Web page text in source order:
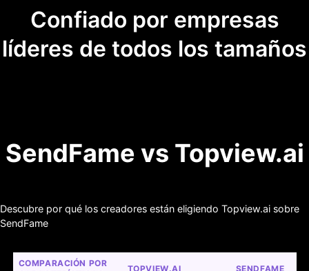
Confiado por empresas
líderes de todos los tamaños
SendFame vs Topview.ai
Descubre por qué los creadores están eligiendo Topview.ai sobre
SendFame
COMPARACIÓN POR
TOPVIEW.AI SENDFAME